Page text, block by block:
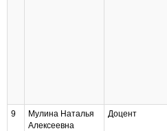
9
Мулина Наталья
Алексеевна
Доцент